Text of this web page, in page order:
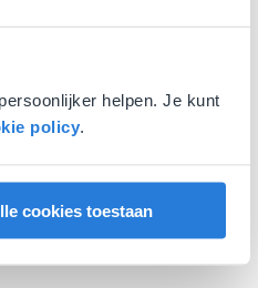
helpen. Je kunt
policy.
cookies toestaan